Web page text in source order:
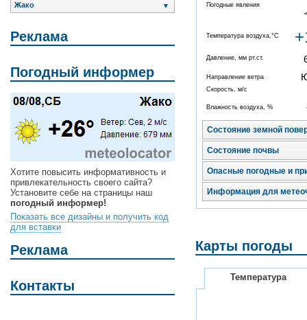
Жако ▼
Реклама
Погодный информер
Хотите повысить информативность и
привлекательность своего сайта?
Установите себе на страницы наш
погодный информер!
Показать все дизайны и получить код
для вставки
Реклама
Контакты
Погодные явления
Температура воздуха,°C
Давление, мм рт.ст.
Направление ветра
Скорость, м/с
Влажность воздуха, %
Состояние земной
Состояние почвы
Опасные погодные и
Информация для
Карты погоды
Температура